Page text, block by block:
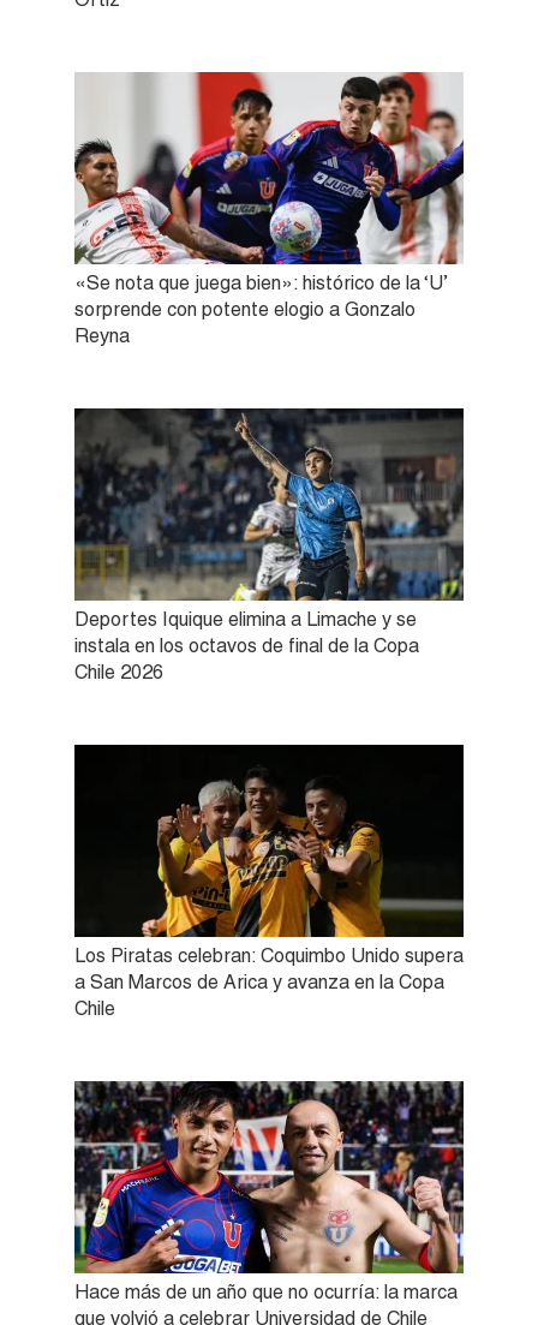
«Se nota que juega bien»: histórico de la ‘U’
sorprende con potente elogio a Gonzalo
Reyna
Deportes Iquique elimina a Limache y se
instala en los octavos de final de la Copa
Chile 2026
Los Piratas celebran: Coquimbo Unido supera
a San Marcos de Arica y avanza en la Copa
Chile
Hace más de un año que no ocurría: la marca
que volvió a celebrar Universidad de Chile